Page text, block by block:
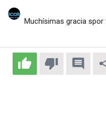
Muchísimas gracia